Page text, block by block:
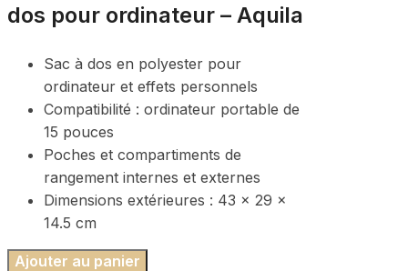
dos pour ordinateur – Aquila
Sac à dos en polyester pour
ordinateur et effets personnels
Compatibilité : ordinateur portable de
15 pouces
Poches et compartiments de
rangement internes et externes
Dimensions extérieures : 43 x 29 x
14.5 cm
Ajouter au panier